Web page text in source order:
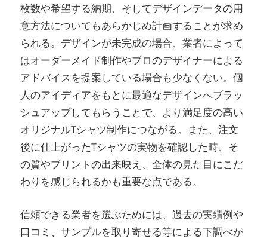
枚数や希望する納期、そしてデザインデータの用
意方法についてもあらかじめ計画することが求め
られる。デザインが未完成の場合、業者によって
はオーダーメイド制作やプロのデザイナーによる
アドバイスを提案している場合も少なくない。個
人のアイディアをもとに最適なデザインへブラッ
シュアップしてもらうことで、より満足度の高い
オリジナルTシャツ制作につながる。また、注文
後に仕上がったTシャツの実物を確認した時、そ
の質やプリントの出来映え、全体の見た目にこだ
わりを感じられるかも重要な点である。
信頼できる業者を選ぶためには、過去の実績例や
口コミ、サンプルを取り寄せる等による下調べが